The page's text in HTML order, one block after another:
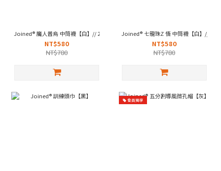
Joined® 魔人普烏 中筒襪【白】// 2入
NT$580
NT$780
Joined® 七龍珠Z 悟 中筒襪【白】// 2入
NT$580
NT$780
會員獨享